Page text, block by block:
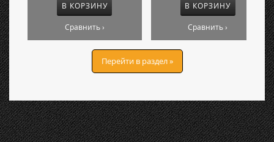
В КОРЗИНУ
Сравнить ›
В КОРЗИНУ
Сравнить ›
Перейти в раздел »